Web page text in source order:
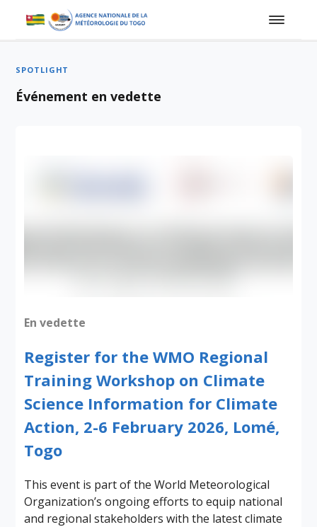
SPOTLIGHT
Événement en vedette
En vedette
Register for the WMO Regional
Training Workshop on Climate
Science Information for Climate
Action, 2-6 February 2026, Lomé,
Togo
This event is part of the World Meteorological
Organization’s ongoing efforts to equip national
and regional stakeholders with the latest climate